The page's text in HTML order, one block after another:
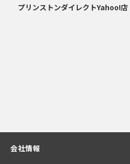
プリンストンダイレクトYahoo!店
会社情報